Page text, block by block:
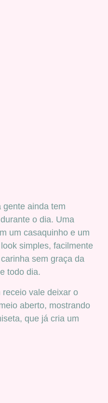
gente ainda tem
o dia. Uma
um casaquinho e um
simples, facilmente
sem graça da
todo dia.
vale deixar o
aberto, mostrando
que já cria um